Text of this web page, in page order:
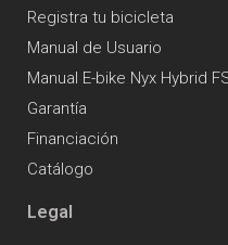
Registra tu bicicleta
Manual de Usuario
Manual E-bike Nyx Hybrid
Garantía
Financiación
Catálogo
Legal